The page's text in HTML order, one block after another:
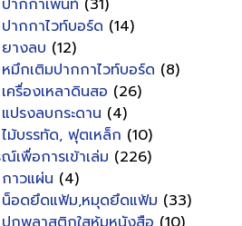
ปากกาเพนท์ (31)
ปากกาไวท์บอร์ด (14)
ยางลบ (12)
หมึกเติมปากกาไวท์บอร์ด (8)
เครื่องเหลาดินสอ (26)
แปรงลบกระดาน (4)
ไม้บรรทัด, ฟุตเหล็ก (10)
เพื่อการเข้าเล่ม (226)
กาวแผ่น (4)
น็อดยึดแฟ้ม,หมุดยึดแฟ้ม (33)